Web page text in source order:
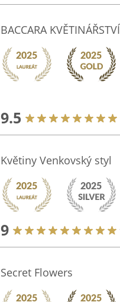
BACCARA KVĚTINÁŘSTVÍ
9.5
Květiny Venkovský styl
9
Secret Flowers